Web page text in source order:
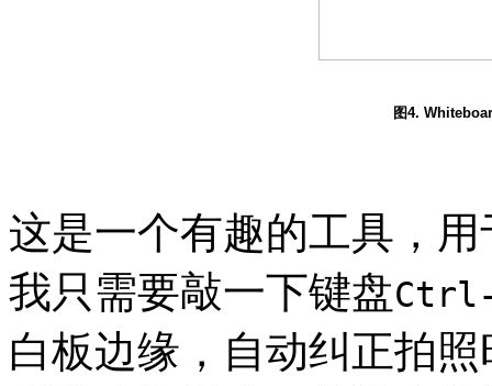
图4.
这是一个有趣的工具，
我只需要敲一下键盘Ctrl-
白板边缘，自动纠正拍